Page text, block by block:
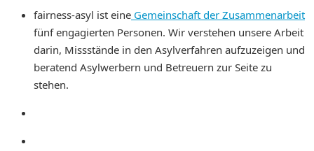
fairness-asyl ist eine Gemeinschaft der Zusammenarbeit
fünf engagierten Personen. Wir verstehen unsere Arbeit
darin, Missstände in den Asylverfahren aufzuzeigen und
beratend Asylwerbern und Betreuern zur Seite zu
stehen.